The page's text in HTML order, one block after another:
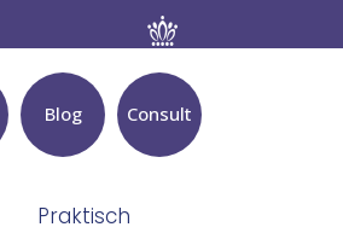
Consult
Blog
Praktisch